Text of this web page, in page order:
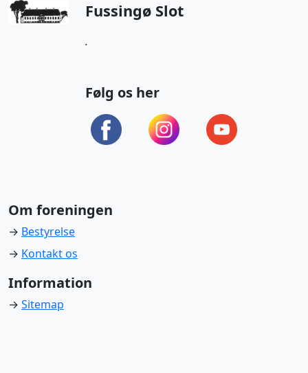
Fussingø Slot
.
Følg os her
Om foreningen
→ Bestyrelse
→ Kontakt os
Information
→ Sitemap